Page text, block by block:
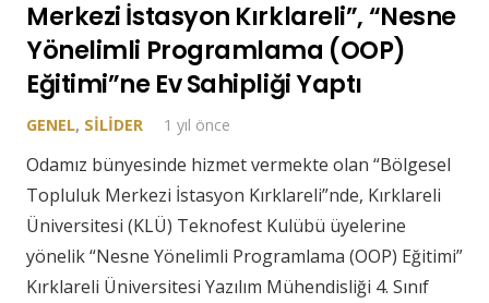
Merkezi İstasyon Kırklareli”, “Nesne
Yönelimli Programlama (OOP)
Eğitimi”ne Ev Sahipliği Yaptı
GENEL, SILIDER 1 yıl önce
Odamız bünyesinde hizmet vermekte olan “Bölgesel
Topluluk Merkezi İstasyon Kırklareli”nde, Kırklareli
Üniversitesi (KLÜ) Teknofest Kulübü üyelerine
yönelik “Nesne Yönelimli Programlama (OOP) Eğitimi”
Kırklareli Üniversitesi Yazılım Mühendisliği 4. Sınıf